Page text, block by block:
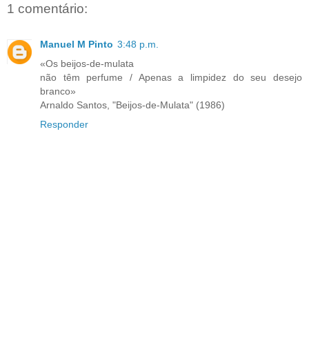
1 comentário:
Manuel M Pinto 3:48 p.m.
«Os beijos-de-mulata
não têm perfume / Apenas a limpidez do seu desejo
branco»
Arnaldo Santos, "Beijos-de-Mulata" (1986)
Responder